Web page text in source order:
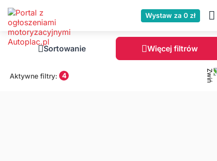
Wystaw za 0 zł
Sortowanie Więcej filtrów
Aktywne filtry: 4